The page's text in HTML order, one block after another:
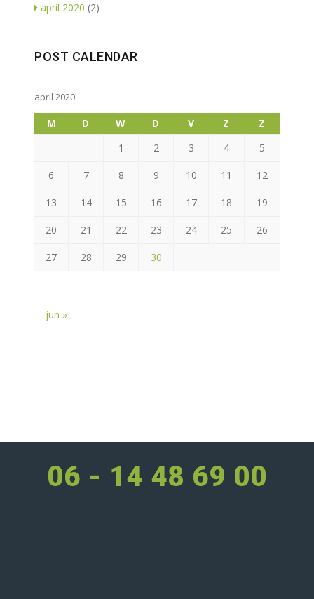
april 2020 (2)
POST CALENDAR
april 2020
M D W D V Z
Z
1
2 3 4 5
6 7 8 9 10 11 12
13 14 15 16 17 18 19
20 21 22 23 24 25 26
27 28 29 30
jun »
06 - 14 48 69 00